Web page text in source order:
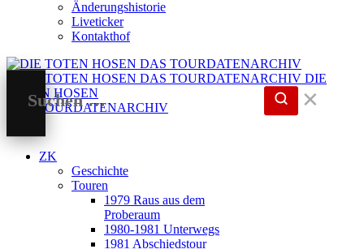
Änderungshistorie
Liveticker
Kontakthof
DIE
TOTEN HOSEN
DAS TOURDATENARCHIV
✕
ZK
Geschichte
Touren
1979 Raus aus dem
Proberaum
1980-1981 Unterwegs
1981 Abschiedstour